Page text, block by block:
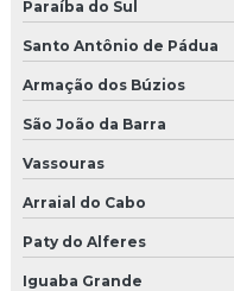
Moldura isopor beiral janela
Moldura de isopor com
Moldura de isopor com
Moldura de isopor externo
Moldura de isopor para
Moldura de isopor janela
Paraíba do Sul
Santo Antônio de Pádua
Armação dos Búzios
São João da Barra
Vassouras
Arraial do Cabo
Paty do Alferes
Iguaba Grande